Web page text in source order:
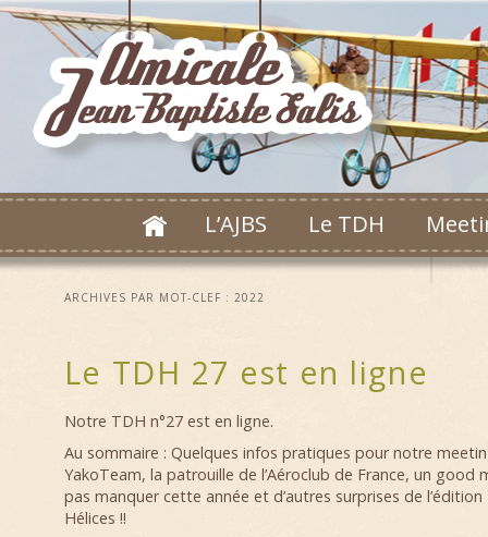
L’AJBS Le TDH
ARCHIVES PAR MOT-CLEF : 2022
Le TDH 27 est en ligne
Notre TDH n°27 est en ligne.
Au sommaire : Quelques infos pratiques pour notre
YakoTeam, la patrouille de l’Aéroclub de France, un good
pas manquer cette année et d’autres surprises de
Hélices !!